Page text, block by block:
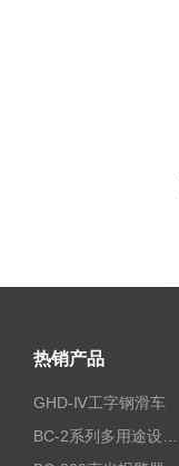
热销产品
GHD-Ⅳ工字钢滑车